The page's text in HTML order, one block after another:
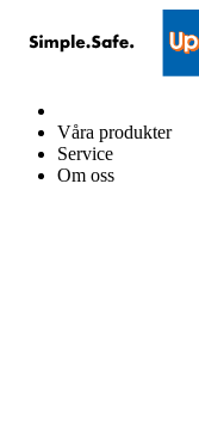
Våra produkter
Service
Om oss